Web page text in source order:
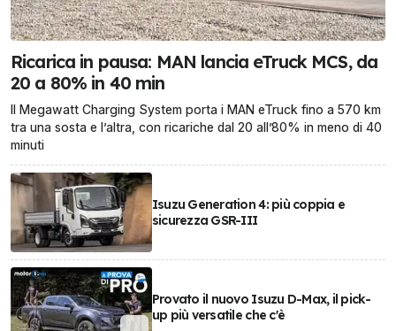
Ricarica in pausa: MAN lancia eTruck MCS, da
20 a 80% in 40 min
Il Megawatt Charging System porta i MAN eTruck fino a 570 km
tra una sosta e l’altra, con ricariche dal 20 all’80% in meno di 40
minuti
Isuzu Generation 4: più coppia e
sicurezza GSR-III
Provato il nuovo Isuzu D-Max, il pick-
up più versatile che c'è